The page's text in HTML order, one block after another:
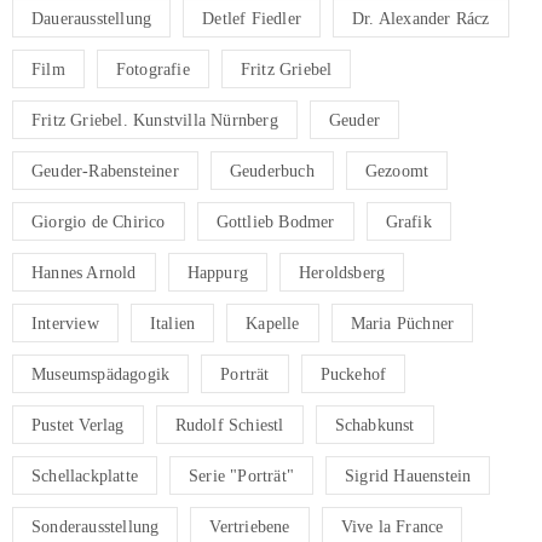
Dauerausstellung Detlef Fiedler Dr. Alexander Rácz
Film Fotografie Fritz Griebel
Fritz Griebel. Kunstvilla Nürnberg Geuder
Geuder-Rabensteiner Geuderbuch Gezoomt
Giorgio de Chirico Gottlieb Bodmer Grafik
Hannes Arnold Happurg Heroldsberg
Interview Italien Kapelle Maria Püchner
Museumspädagogik Porträt Puckehof
Pustet Verlag Rudolf Schiestl Schabkunst
Schellackplatte Serie "Porträt" Sigrid Hauenstein
Sonderausstellung Vertriebene Vive la France